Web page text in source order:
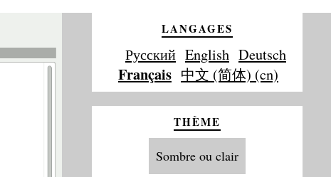
LANGAGES
Русский English Deutsch
Français 中文 (简体) (cn)
THÈME
Sombre ou clair